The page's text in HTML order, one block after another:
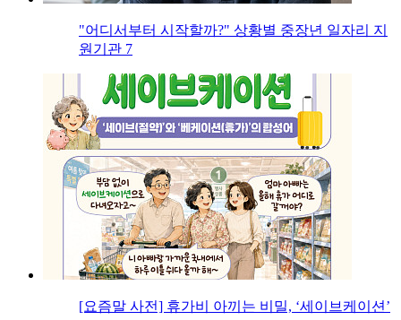
"어디서부터 시작할까?" 상황별 중장년 일자리 지
원기관 7
[요즘말 사전] 휴가비 아끼는 비밀, ‘세이브케이션’